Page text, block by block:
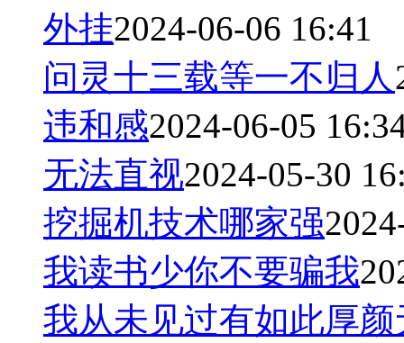
外挂2024-06-06 16:41
问灵十三载等一不归人
违和感2024-06-05
无法直视2024-05-30
挖掘机技术哪家强
我读书少你不要骗我
我从未见过有如此厚